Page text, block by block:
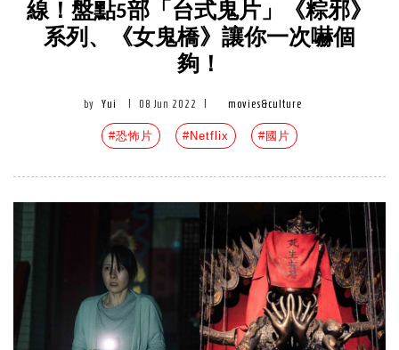
線！盤點5部「台式鬼片」《粽邪》
系列、《女鬼橋》讓你一次嚇個
夠！
by Yui 08 Jun 2022 movies&culture
#恐怖片 #Netflix #國片